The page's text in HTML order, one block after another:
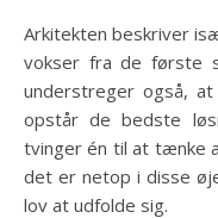
Arkitekten beskriver
vokser fra de første
understreger også,
opstår de bedste
tvinger én til at tænke
det er netop i disse
lov at udfolde sig.